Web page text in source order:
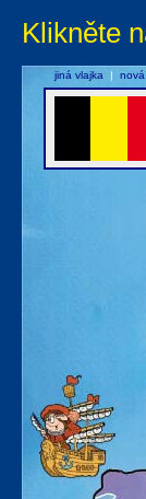
Klikněte
jiná vlajka | nová